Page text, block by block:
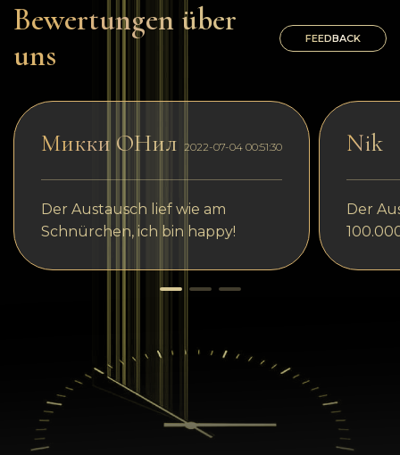
Bewertungen über
uns
FEEDBACK
Микки ОНил 2022-07-04 00:51:30
Der Austausch lief wie am
Schnürchen, ich bin happy!
Nik
Der